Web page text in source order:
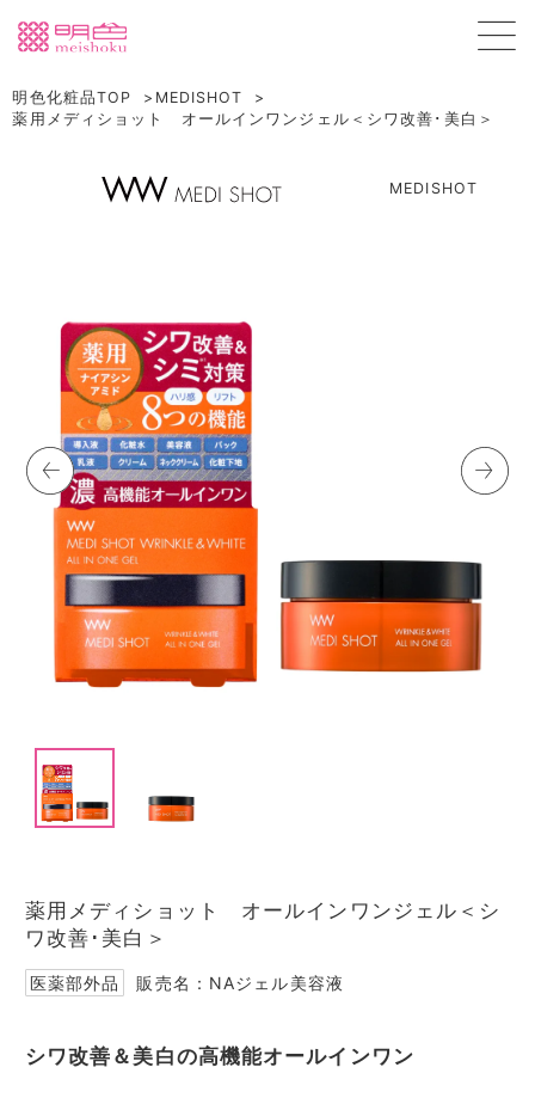
明色化粧品TOP
MEDISHOT
薬用メディショット オールインワンジェル＜シワ改善･美白＞
MEDISHOT
2
m
1
o
f
薬用メディショット オールインワンジェル＜シ
ワ改善･美白＞
医薬部外品 販売名：NAジェル美容液
シワ改善＆美白の高機能オールインワン